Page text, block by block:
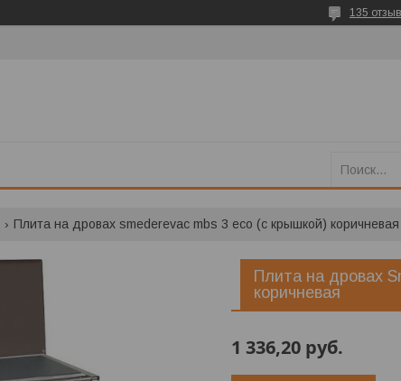
135
Плита на дровах smederevac mbs 3 eco (с крышкой) коричневая
Плита на дровах
коричневая
1 336,20 руб.